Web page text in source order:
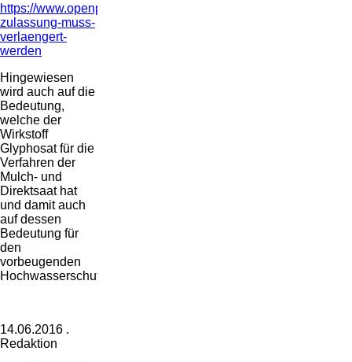
https://www.openpetition.de/petition/online/glyphosat-
zulassung-muss-
verlaengert-
werden
Hingewiesen
wird auch auf die
Bedeutung,
welche der
Wirkstoff
Glyphosat für die
Verfahren der
Mulch- und
Direktsaat hat
und damit auch
auf dessen
Bedeutung für
den
vorbeugenden
Hochwasserschutz.
14.06.2016 .
Redaktion